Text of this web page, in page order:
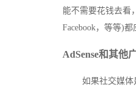
能不需要花钱去看
Facebook，等等)
AdSense和其他
如果社交媒体是